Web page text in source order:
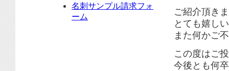
ご紹介頂き
とても嬉し
また何かご
この度はご
今後とも何
名刺サンプル請求フォ
ーム